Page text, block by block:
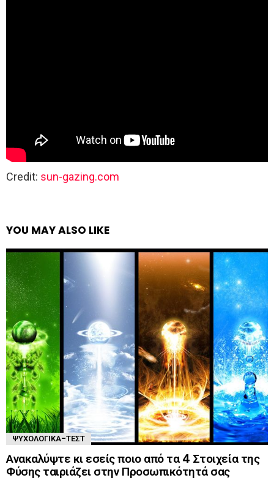
Credit: sun-gazing.com
YOU MAY ALSO LIKE
ΨΥΧΟΛΟΓΙΚΆ-ΤΈΣΤ
Ανακαλύψτε κι εσείς ποιο από τα 4 Στοιχεία της
Φύσης ταιριάζει στην Προσωπικότητά σας